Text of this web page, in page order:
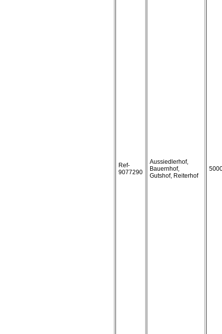
Ref-
9077290
Aussiedlerhof,
Bauernhof,
Gutshof, Reiterhof